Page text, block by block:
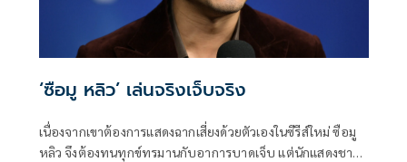
‘ซือมู หลิว’ เล่นจริงเจ็บจริง
เนื่องจากเขาต้องการแสดงฉากเสี่ยงด้วยตัวเองในซีรีส์ใหม่ ซือมู
หลิว จึงต้องทนทุกข์ทรมานกับอาการบาดเจ็บ แต่นักแสดงชาว